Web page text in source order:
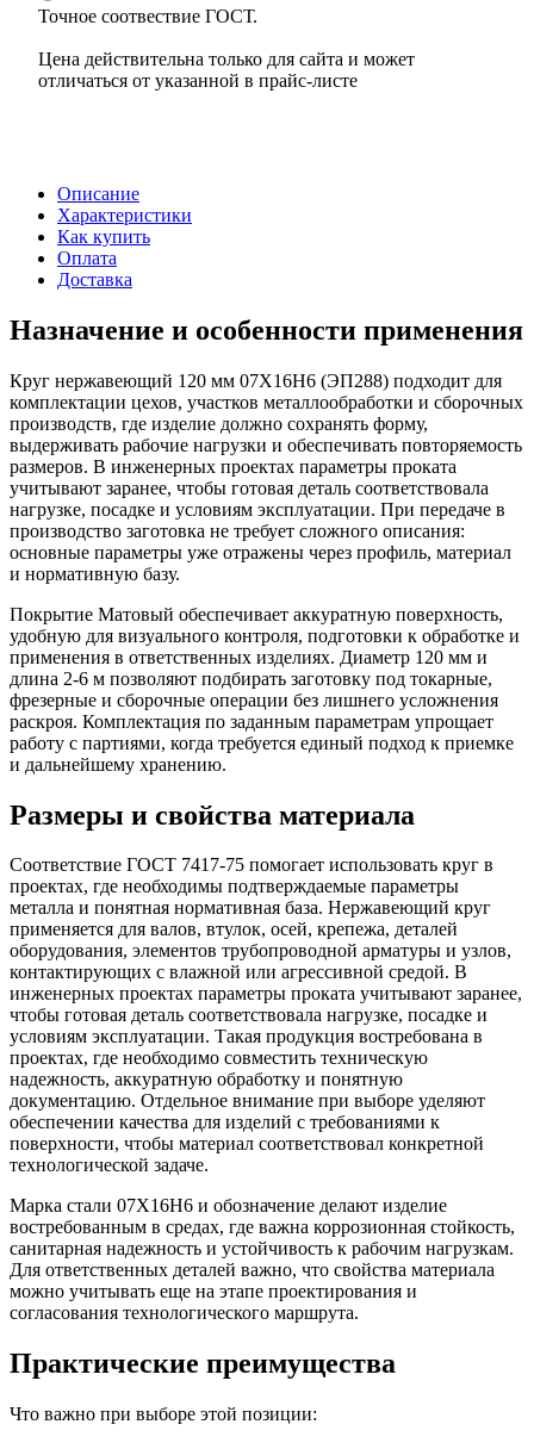
Точное соотвествие ГОСТ.
Цена действительна только для сайта и может
отличаться от указанной в прайс-листе
Описание
Характеристики
Как купить
Оплата
Доставка
Назначение и особенности применения
Круг нержавеющий 120 мм 07Х16Н6 (ЭП288) подходит для
комплектации цехов, участков металлообработки и сборочных
производств, где изделие должно сохранять форму,
выдерживать рабочие нагрузки и обеспечивать повторяемость
размеров. В инженерных проектах параметры проката
учитывают заранее, чтобы готовая деталь соответствовала
нагрузке, посадке и условиям эксплуатации. При передаче в
производство заготовка не требует сложного описания:
основные параметры уже отражены через профиль, материал
и нормативную базу.
Покрытие Матовый обеспечивает аккуратную поверхность,
удобную для визуального контроля, подготовки к обработке и
применения в ответственных изделиях. Диаметр 120 мм и
длина 2-6 м позволяют подбирать заготовку под токарные,
фрезерные и сборочные операции без лишнего усложнения
раскроя. Комплектация по заданным параметрам упрощает
работу с партиями, когда требуется единый подход к приемке
и дальнейшему хранению.
Размеры и свойства материала
Соответствие ГОСТ 7417-75 помогает использовать круг в
проектах, где необходимы подтверждаемые параметры
металла и понятная нормативная база. Нержавеющий круг
применяется для валов, втулок, осей, крепежа, деталей
оборудования, элементов трубопроводной арматуры и узлов,
контактирующих с влажной или агрессивной средой. В
инженерных проектах параметры проката учитывают заранее,
чтобы готовая деталь соответствовала нагрузке, посадке и
условиям эксплуатации. Такая продукция востребована в
проектах, где необходимо совместить техническую
надежность, аккуратную обработку и понятную
документацию. Отдельное внимание при выборе уделяют
обеспечении качества для изделий с требованиями к
поверхности, чтобы материал соответствовал конкретной
технологической задаче.
Марка стали 07Х16Н6 и обозначение делают изделие
востребованным в средах, где важна коррозионная стойкость,
санитарная надежность и устойчивость к рабочим нагрузкам.
Для ответственных деталей важно, что свойства материала
можно учитывать еще на этапе проектирования и
согласования технологического маршрута.
Практические преимущества
Что важно при выборе этой позиции: